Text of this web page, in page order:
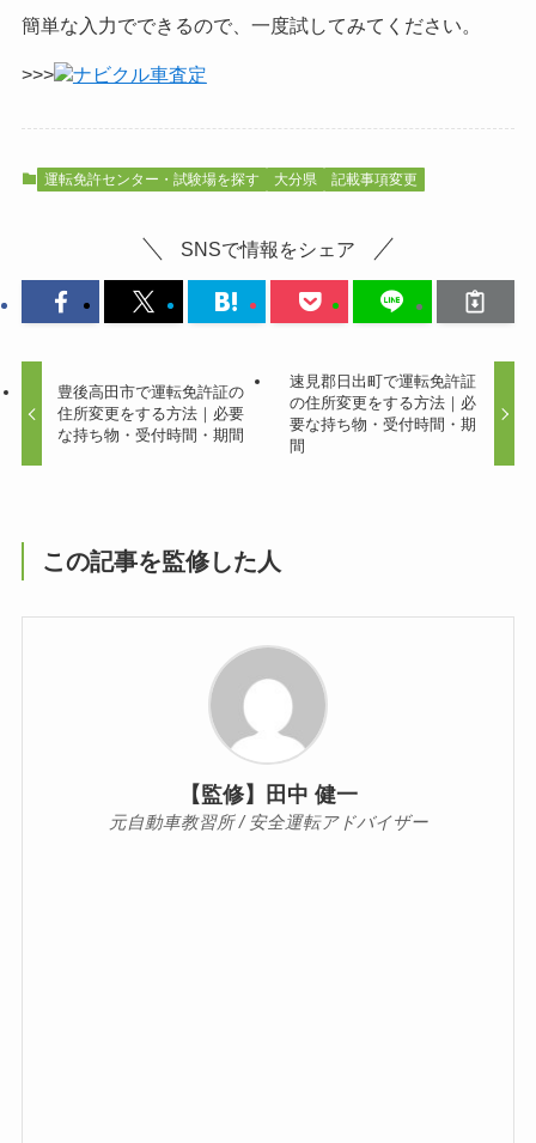
簡単な入力でできるので、一度試してみてください。
>>> ナビクル車査定
運転免許センター・試験場を探す 大分県 記載事項変更
SNSで情報をシェア
豊後高田市で運転免許証の
住所変更をする方法｜必要
な持ち物・受付時間・期間
速見郡日出町で運転免許証
の住所変更をする方法｜必
要な持ち物・受付時間・期
間
この記事を監修した人
【監修】田中 健一
元自動車教習所 / 安全運転アドバイザー